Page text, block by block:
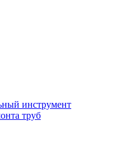
инструмент
труб